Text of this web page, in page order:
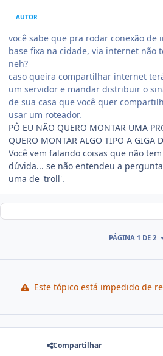
AUTOR
você sabe que pra rodar conexão
base fixa na cidade, via internet não
neh?
caso queira compartilhar internet
um servidor e mandar distribuir o
de sua casa que você quer
usar um roteador.
PÔ EU NÃO QUERO MONTAR UMA
QUERO MONTAR ALGO TIPO A GIGA
Você vem falando coisas que não
dúvida... se não entendeu a
uma de 'troll'.
PÁGINA 1 DE 2
Este tópico está impedido de
Compartilhar